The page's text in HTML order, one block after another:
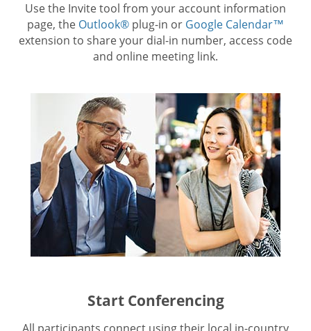
Use the Invite tool from your account information
page, the Outlook® plug-in or Google Calendar™
extension to share your dial-in number, access code
and online meeting link.
Start Conferencing